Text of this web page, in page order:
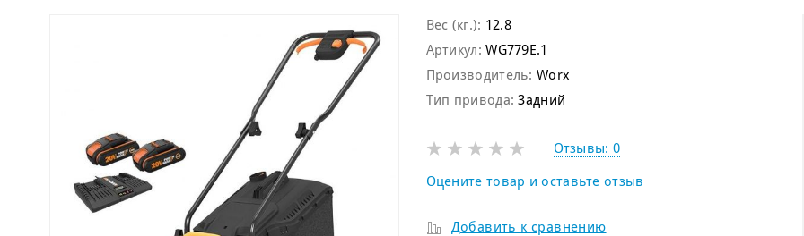
Вес (кг.): 12.8
Артикул: WG779E.1
Производитель: Worx
Тип привода: Задний
Отзывы: 0
Оцените товар и оставьте отзыв
Добавить к сравнению